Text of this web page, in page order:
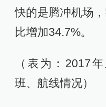
快的是腾冲机场
比增加34.7%。
（表为：2017
班、航线情况）